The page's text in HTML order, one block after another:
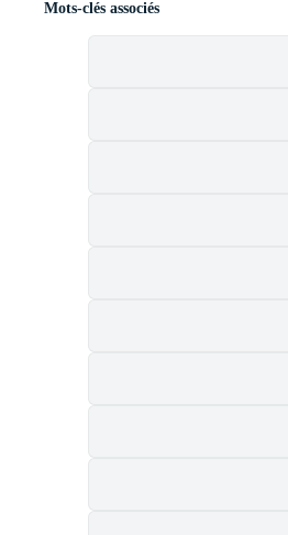
Mots-clés associés